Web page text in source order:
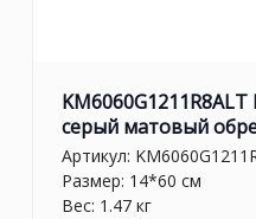
серый матовый
Артикул:
Размер: 14*60 см
Вес: 1.47 кг